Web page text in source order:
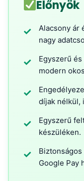
Előnyök
✓
Alacsony ár
nagy
✓
Egyszerű
modern
✓
díjak nélkül,
✓
Egyszerű
készüléken.
✓
Google Pay